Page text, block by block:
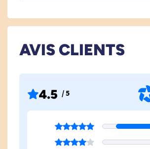
AVIS CLIENTS
4.5 / 5